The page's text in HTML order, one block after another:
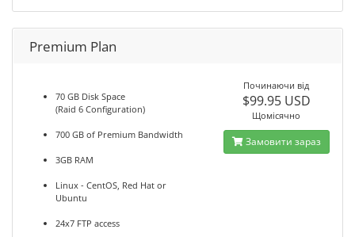
Premium Plan
70 GB Disk Space
(Raid 6 Configuration)
700 GB of Premium Bandwidth
3GB RAM
Linux - CentOS, Red Hat or
Ubuntu
24x7 FTP access
Починаючи від
$99.95 USD
Щомісячно
Замовити зараз